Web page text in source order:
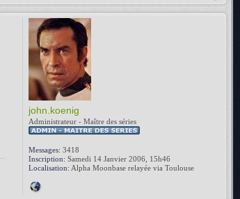
john.koenig
Administrateur - Maître des séries
Messages: 3418
Inscription: Samedi 14 Janvier 2006, 15h46
Localisation: Alpha Moonbase relayée via Toulouse